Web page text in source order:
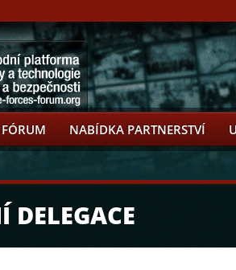
FÓRUM NABÍDKA PARTNERSTVÍ
DELEGACE